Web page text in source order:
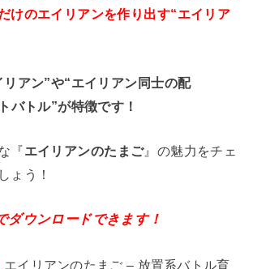
けのエイリアンを作り出す“エイリア
リアン”や“エイリアン同士の配
バトル”が特徴です！
『エイリアンのたまご』の魅力をチェ
ょう！
ダウンロードできます！
エイリアンのたまご – 放置系バトル育